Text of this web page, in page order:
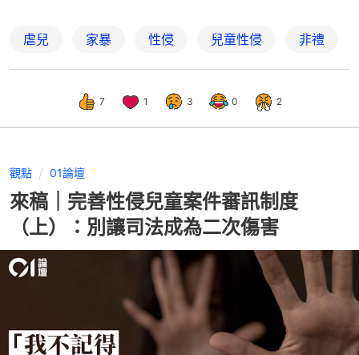
虐兒 家暴 性侵 兒童性侵 非禮
7 1 3 0 2
觀點 01論壇
來稿｜完善性侵兒童案件審訊制度
（上）：別讓司法成為二次傷害